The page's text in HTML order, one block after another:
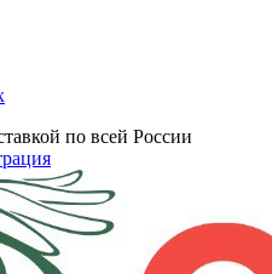
по всей России